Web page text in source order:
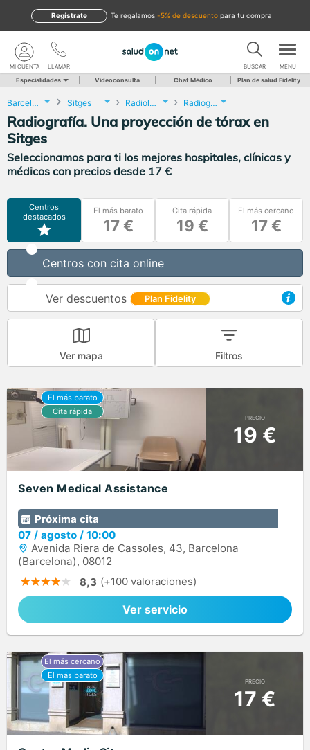
te regalamos -5% de descuento para tu compra
Regístrate
LLAMAR
MI CUENTA BUSCAR MENU
Especialidades Videoconsulta Chat Médico Plan de salud Fidelity
Barcelona Sitges Radiología Radiografía. Una proyección de tórax
Radiografía. Una proyección de tórax en
Sitges
Seleccionamos para ti los mejores hospitales, clínicas y
médicos con precios desde 17 €
Centros
destacados
El más barato
17 €
Cita rápida
19 €
El más cercano
17 €
Centros con cita online
Ver descuentos Plan Fidelity
Ver mapa Filtros
PRECIO
19 €
Seven Medical Assistance
Próxima cita
07 / agosto / 10:00
Avenida Riera de Cassoles, 43, Barcelona
(Barcelona), 08012
8,3 (+100 valoraciones)
Ver servicio
PRECIO
17 €